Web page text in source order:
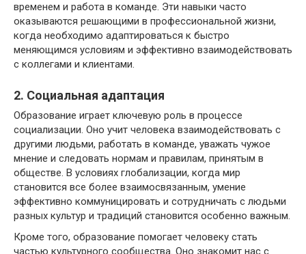
временем и работа в команде. Эти навыки часто
оказываются решающими в профессиональной жизни,
когда необходимо адаптироваться к быстро
меняющимся условиям и эффективно взаимодействовать
с коллегами и клиентами.
2. Социальная адаптация
Образование играет ключевую роль в процессе
социализации. Оно учит человека взаимодействовать с
другими людьми, работать в команде, уважать чужое
мнение и следовать нормам и правилам, принятым в
обществе. В условиях глобализации, когда мир
становится все более взаимосвязанным, умение
эффективно коммуницировать и сотрудничать с людьми
разных культур и традиций становится особенно важным.
Кроме того, образование помогает человеку стать
частью культурного сообщества. Оно знакомит нас с